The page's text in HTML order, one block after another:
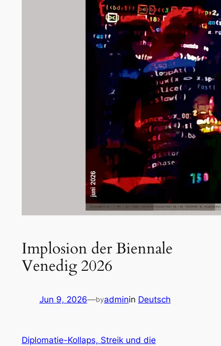
Implosion der Biennale
Venedig 2026
Jun 9, 2026—byadminin Deutsch
Diplomatie-Kollaps, Streik und die